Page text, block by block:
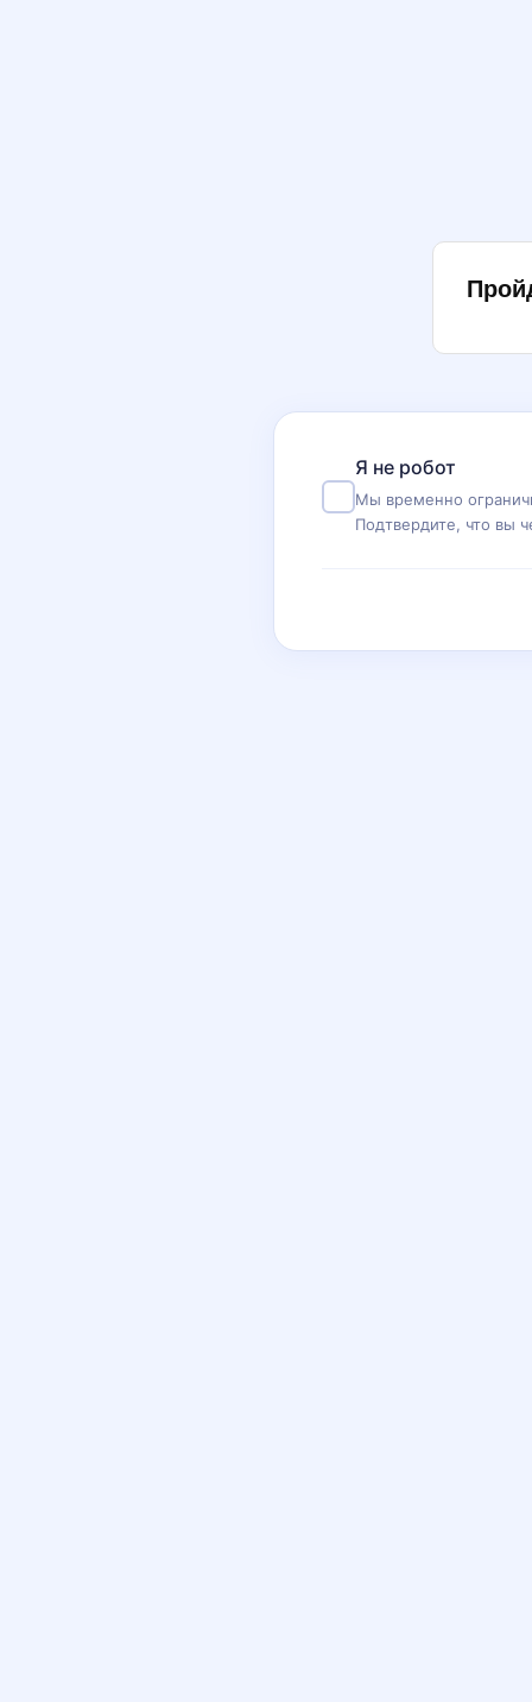
Я не робот
Мы временно
Подтвердите, что вы